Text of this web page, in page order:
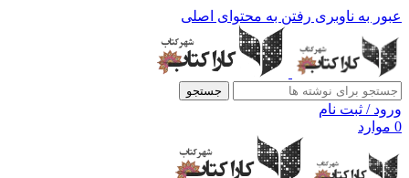
عبور به ناوبری رفتن به محتوای اصلی
جستجو
ورود / ثبت نام
0 موارد